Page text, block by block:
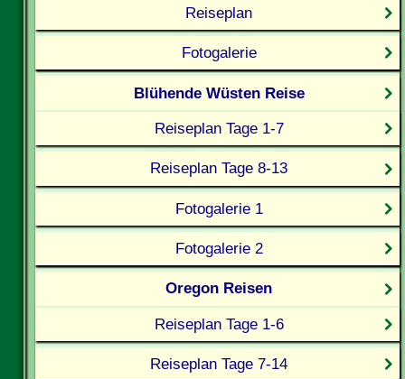
Reiseplan
Fotogalerie
Blühende Wüsten Reise
Reiseplan Tage 1-7
Reiseplan Tage 8-13
Fotogalerie 1
Fotogalerie 2
Oregon Reisen
Reiseplan Tage 1-6
Reiseplan Tage 7-14